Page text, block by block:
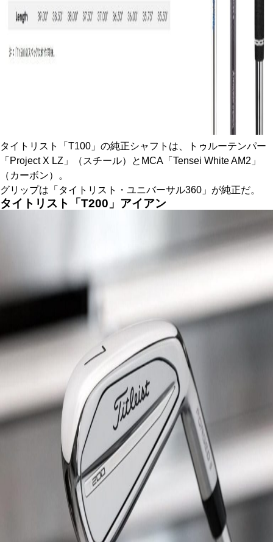
タイトリスト「T100」の純正シャフトは、トゥルーテンパー
「Project X LZ」（スチール）とMCA「Tensei White AM2」
（カーボン）。
グリップは「タイトリスト・ユニバーサル360」が純正だ。
タイトリスト「T200」アイアン